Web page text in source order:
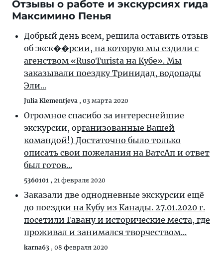
Отзывы о работе и экскурсиях гида
Максимино Пенья
Добрый день всем, решила оставить отзыв
об экск��рсии, на которую мы ездили с
агенством «RusoTurista на Кубе». Мы
заказывали поездку Тринидад, водопады
Эли...
Julia Klementjeva , 03 марта 2020
Огромное спасибо за интереснейшие
экскурсии, организованные Вашей
командой!) Достаточно было только
описать свои пожелания на ВатсАп и ответ
был готов...
5360101 , 21 февраля 2020
Заказали две однодневные экскурсии ещё
до поездки на Кубу из Канады. 27.01.2020 г.
посетили Гавану и исторические места, где
проживал и занимался творчеством...
karna63 , 08 февраля 2020